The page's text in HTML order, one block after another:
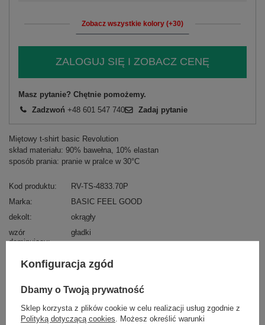
Zobacz wszystkie kolory (+30)
ZALOGUJ SIĘ I ZOBACZ CENĘ
Masz pytanie? Chętnie pomożemy.
Zadzwoń +48 601 547 740 Zadaj pytanie
Miętowy t-shirt basic Revolution
skład materiału: 90% bawełna, 10% elastan
sposób prania: pranie w pralce w 30°C
Kod produktu
RV-TS-4833.70P
Marka
BASIC FEEL GOOD
dekolt
okrągły
wzór
dominujący
gładki
casual
materiał
dominujący
bawełna
długość
standardowa
Konfiguracja zgód
Dbamy o Twoją prywatność
Sklep korzysta z plików cookie w celu realizacji usług zgodnie z
Polityką dotyczącą cookies. Możesz określić warunki